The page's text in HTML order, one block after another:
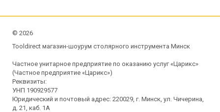
© 2026
Tooldirect магазин-шоурум столярного инструмента Минск
Частное унитарное предприятие по оказанию услуг «Царикс»
(Частное предприятие «Царикс»)
Реквизиты:
УНП 190929577
Юридический и почтовый адрес: 220029, г. Минск, ул. Чичерина,
д. 21, каб. 1А